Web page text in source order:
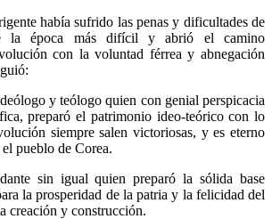
había sufrido las penas y dificultades de
la época más difícil y abrió el camino
con la voluntad férrea y abnegación
y teólogo quien con genial perspicacia
preparó el patrimonio ideo-teórico con lo
siempre salen victoriosas, y es eterno
pueblo de Corea.
sin igual quien preparó la sólida base
la prosperidad de la patria y la felicidad del
creación y construcción.